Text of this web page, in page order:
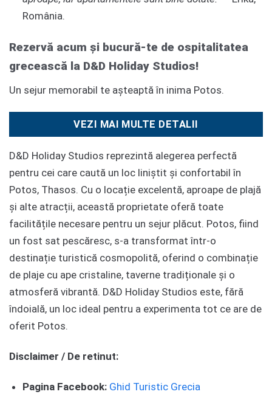
România.
Rezervă acum și bucură-te de ospitalitatea
grecească la D&D Holiday Studios!
Un sejur memorabil te așteaptă în inima Potos.
VEZI MAI MULTE DETALII
D&D Holiday Studios reprezintă alegerea perfectă
pentru cei care caută un loc liniștit și confortabil în
Potos, Thasos. Cu o locație excelentă, aproape de plajă
și alte atracții, această proprietate oferă toate
facilitățile necesare pentru un sejur plăcut. Potos, fiind
un fost sat pescăresc, s-a transformat într-o
destinație turistică cosmopolită, oferind o combinație
de plaje cu ape cristaline, taverne tradiționale și o
atmosferă vibrantă. D&D Holiday Studios este, fără
îndoială, un loc ideal pentru a experimenta tot ce are de
oferit Potos.
Disclaimer / De retinut:
Pagina Facebook: Ghid Turistic Grecia